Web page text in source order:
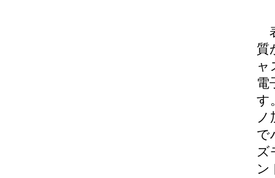
質
ャ
電
す
ノ
で
ズ
ン